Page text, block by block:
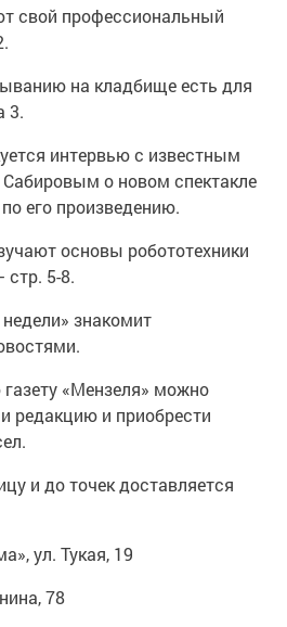
свой профессиональный
на кладбище есть для
3.
интервью с известным
о новом спектакле
его произведению.
основы робототехники
5-8.
знакомит
«Мензеля» можно
редакцию и приобрести
и до точек доставляется
ул. Тукая, 19
78